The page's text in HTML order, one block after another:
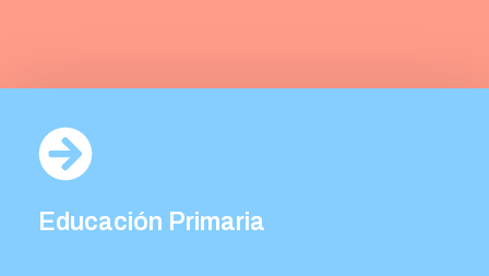
Educación Primaria
Primaria